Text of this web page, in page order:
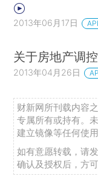
2013年06月17日
关于房地产调
2013年04月26日
财新网所刊载内容
专属所有或持有。
建立镜像等任何使用
如有意愿转载，请
确认及授权后，方可